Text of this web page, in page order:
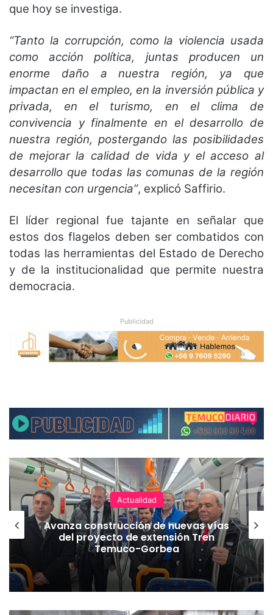
que hoy se investiga.
“Tanto la corrupción, como la violencia usada
como acción política, juntas producen un
enorme daño a nuestra región, ya que
impactan en el empleo, en la inversión pública y
privada, en el turismo, en el clima de
convivencia y finalmente en el desarrollo de
nuestra región, postergando las posibilidades
de mejorar la calidad de vida y el acceso al
desarrollo que todas las comunas de la región
necesitan con urgencia”, explicó Saffirio.
El líder regional fue tajante en señalar que
estos dos flagelos deben ser combatidos con
todas las herramientas del Estado de Derecho
y de la institucionalidad que permite nuestra
democracia.
Publicidad
Actualidad
Avanza construcción de nuevas vías
del proyecto de extensión Tren
Temuco-Gorbea